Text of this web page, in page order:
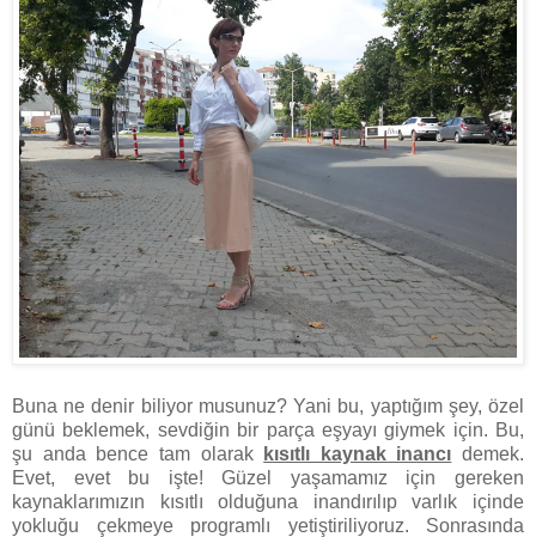
Buna ne denir biliyor musunuz? Yani bu, yaptığım şey, özel
günü beklemek, sevdiğin bir parça eşyayı giymek için. Bu,
şu anda bence tam olarak
kısıtlı kaynak inancı demek.
Evet, evet bu işte! Güzel yaşamamız için gereken
kaynaklarımızın kısıtlı olduğuna inandırılıp varlık içinde
yokluğu çekmeye programlı yetiştiriliyoruz. Sonrasında